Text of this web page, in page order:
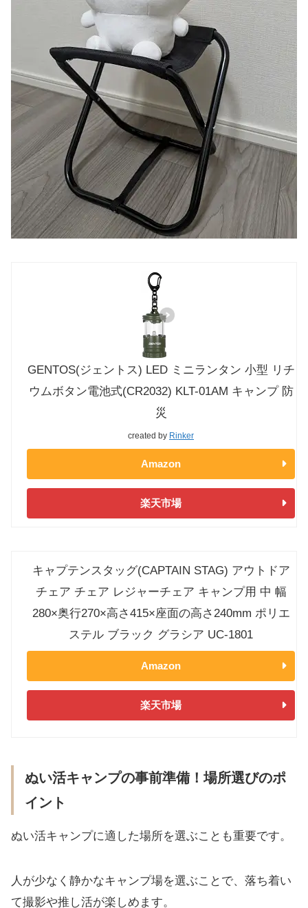
GENTOS(ジェントス) LED ミニランタン 小型 リチ
ウムボタン電池式(CR2032) KLT-01AM キャンプ 防
災
created by Rinker
Amazon
楽天市場
キャプテンスタッグ(CAPTAIN STAG) アウトドア
チェア チェア レジャーチェア キャンプ用 中 幅
280×奥行270×高さ415×座面の高さ240mm ポリエ
ステル ブラック グラシア UC-1801
Amazon
楽天市場
ぬい活キャンプの事前準備！場所選びのポ
イント
ぬい活キャンプに適した場所を選ぶことも重要です。
人が少なく静かなキャンプ場を選ぶことで、落ち着い
て撮影や推し活が楽しめます。